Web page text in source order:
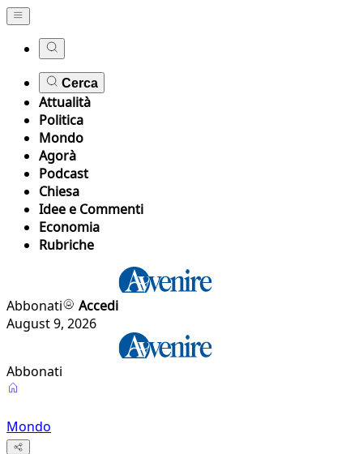
Cerca
Attualità
Politica
Mondo
Agorà
Podcast
Chiesa
Idee e Commenti
Economia
Rubriche
Abbonati
Accedi
August 9, 2026
Abbonati
Mondo